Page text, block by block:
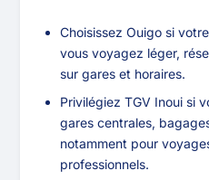
Choisissez Ouigo si
vous voyagez léger,
sur gares et horaires.
Privilégiez TGV Inoui si
gares centrales,
notamment pour
professionnels.